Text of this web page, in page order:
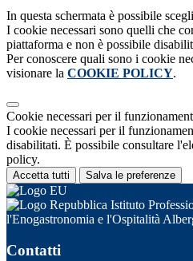
In questa schermata è possibile
I cookie necessari sono quelli che
piattaforma e non è possibile
Per conoscere quali sono i cookie
visionare la COOKIE POLICY.
Cookie necessari per il
I cookie necessari per il
disabilitati. È possibile consultare
policy.
Accetta tutti Salva le preferenze
Istituto
l'Enogastronomia e l'Ospitalità
Contatti